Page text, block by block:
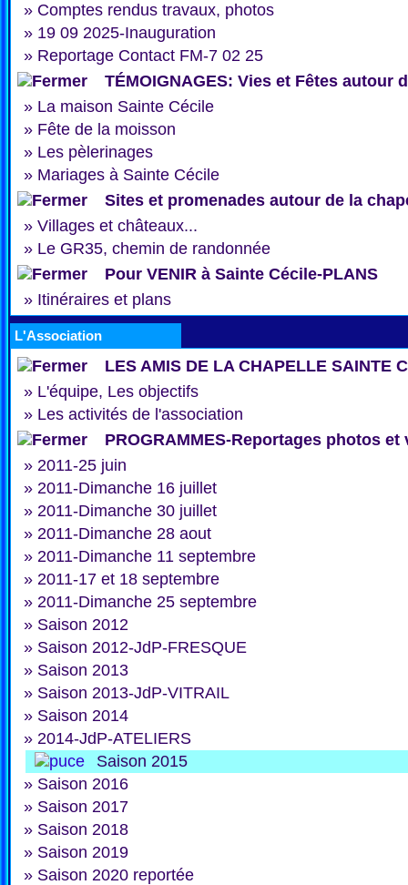
» Comptes rendus travaux, photos
» 19 09 2025-Inauguration
» Reportage Contact FM-7 02 25
TÉMOIGNAGES: Vies et Fêtes autour
» La maison Sainte Cécile
» Fête de la moisson
» Les pèlerinages
» Mariages à Sainte Cécile
Sites et promenades autour de la
» Villages et châteaux...
» Le GR35, chemin de randonnée
Pour VENIR à Sainte Cécile-PLANS
» Itinéraires et plans
L'Association
LES AMIS DE LA CHAPELLE SAINTE
» L'équipe, Les objectifs
» Les activités de l'association
PROGRAMMES-Reportages photos et
» 2011-25 juin
» 2011-Dimanche 16 juillet
» 2011-Dimanche 30 juillet
» 2011-Dimanche 28 aout
» 2011-Dimanche 11 septembre
» 2011-17 et 18 septembre
» 2011-Dimanche 25 septembre
» Saison 2012
» Saison 2012-JdP-FRESQUE
» Saison 2013
» Saison 2013-JdP-VITRAIL
» Saison 2014
» 2014-JdP-ATELIERS
Saison 2015
» Saison 2016
» Saison 2017
» Saison 2018
» Saison 2019
» Saison 2020 reportée